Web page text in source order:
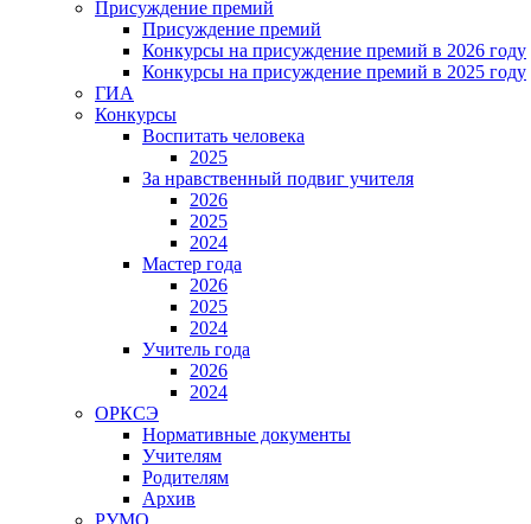
Присуждение премий
Присуждение премий
Конкурсы на присуждение премий в 2026 году
Конкурсы на присуждение премий в 2025 году
ГИА
Конкурсы
Воспитать человека
2025
За нравственный подвиг учителя
2026
2025
2024
Мастер года
2026
2025
2024
Учитель года
2026
2024
ОРКСЭ
Нормативные документы
Учителям
Родителям
Архив
РУМО